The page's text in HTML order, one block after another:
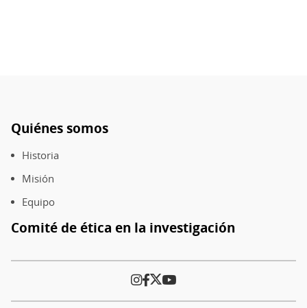
Pie
de
página
Quiénes somos
Historia
Misión
Equipo
Comité de ética en la investigación